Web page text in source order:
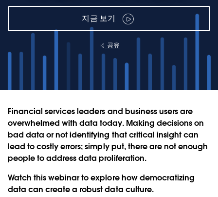
지금 보기
공유
Financial services leaders and business users are
overwhelmed with data today. Making decisions on
bad data or not identifying that critical insight can
lead to costly errors; simply put, there are not enough
people to address data proliferation.
Watch this webinar to explore how democratizing
data can create a robust data culture.